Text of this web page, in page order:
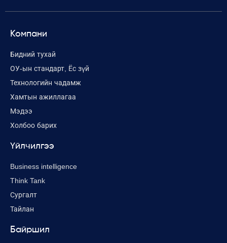
Компани
Бидний тухай
ОУ-ын стандарт, Ёс зүй
Технологийн чадамж
Хамтын ажиллагаа
Мэдээ
Холбоо барих
Үйлчилгээ
Business intelligence
Think Tank
Сургалт
Тайлан
Байршил